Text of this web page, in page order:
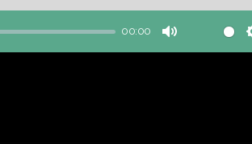
00:00
Mute